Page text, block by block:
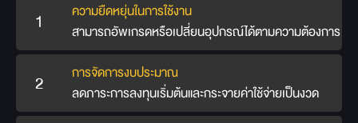
1
ความยืดหยุ่นในการใช้งาน
สามารถอัพเกรดหรือเปลี่ยนอุปกรณ์ได้ตามความต้องการ
2
การจัดการงบประมาณ
ลดภาระการลงทุนเริ่มต้นและกระจายค่าใช้จ่ายเป็นงวด